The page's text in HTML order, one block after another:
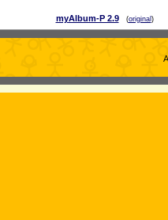
myAlbum-P 2.9 (original )